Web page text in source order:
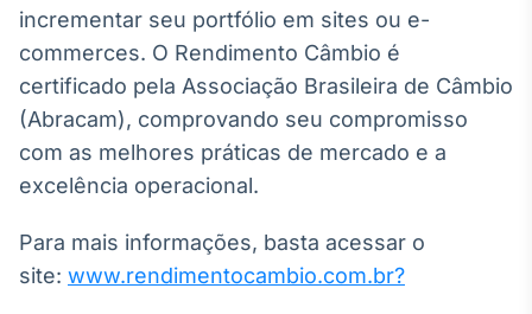
Crédito
Em breve
incrementar seu portfólio em sites ou e-
commerces. O Rendimento Câmbio é
certificado pela Associação Brasileira de Câmbio
(Abracam), comprovando seu compromisso
com as melhores práticas de mercado e a
excelência operacional.
Para mais informações, basta acessar o
site: www.rendimentocambio.com.br?